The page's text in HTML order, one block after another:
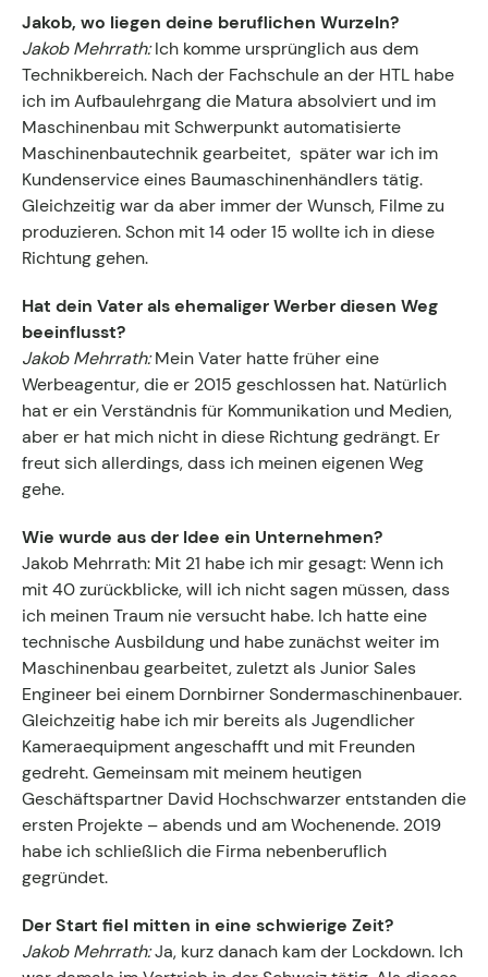
Kontakt zum Fachgruppenbüro der wkv
Aktuelles
Events
Jakob, wo liegen deine beruflichen Wurzeln?
Jakob Mehrrath:Ich komme ursprünglich aus dem
Technikbereich. Nach der Fachschule an der HTL habe
ich im Aufbaulehrgang die Matura absolviert und im
Maschinenbau mit Schwerpunkt automatisierte
Maschinenbautechnik gearbeitet, später war ich im
Kundenservice eines Baumaschinenhändlers tätig.
Gleichzeitig war da aber immer der Wunsch, Filme zu
produzieren. Schon mit 14 oder 15 wollte ich in diese
Richtung gehen.
Hat dein Vater als ehemaliger Werber diesen Weg
beeinflusst?
Jakob Mehrrath:Mein Vater hatte früher eine
Werbeagentur, die er 2015 geschlossen hat. Natürlich
hat er ein Verständnis für Kommunikation und Medien,
aber er hat mich nicht in diese Richtung gedrängt. Er
freut sich allerdings, dass ich meinen eigenen Weg
gehe.
Wie wurde aus der Idee ein Unternehmen?
Jakob Mehrrath: Mit 21 habe ich mir gesagt: Wenn ich
mit 40 zurückblicke, will ich nicht sagen müssen, dass
ich meinen Traum nie versucht habe. Ich hatte eine
technische Ausbildung und habe zunächst weiter im
Maschinenbau gearbeitet, zuletzt als Junior Sales
Engineer bei einem Dornbirner Sondermaschinenbauer.
Gleichzeitig habe ich mir bereits als Jugendlicher
Kameraequipment angeschafft und mit Freunden
gedreht. Gemeinsam mit meinem heutigen
Geschäftspartner David Hochschwarzer entstanden die
ersten Projekte – abends und am Wochenende. 2019
habe ich schließlich die Firma nebenberuflich
gegründet.
Der Start fiel mitten in eine schwierige Zeit?
Jakob Mehrrath:Ja, kurz danach kam der Lockdown. Ich